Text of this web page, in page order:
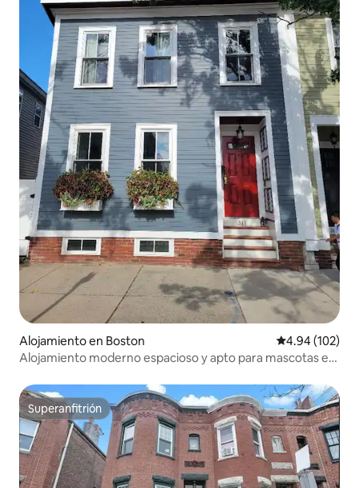
Alojamiento en Boston Calificación
4.94 (102)
Alojamiento moderno espacioso y apto para mascotas en
Superanfitrión
Superanfitrión